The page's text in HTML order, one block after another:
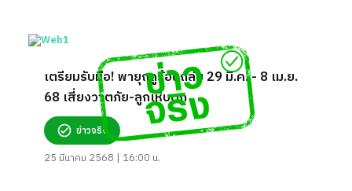
เตรียมรับมือ! พายุฤดูร้อนถล่ม 29 มี.ค. - 8 เม.ย.
68 เสี่ยงวาตภัย-ลูกเห็บตก
ข่าวจริง
25 มีนาคม 2568 | 16:00 น.